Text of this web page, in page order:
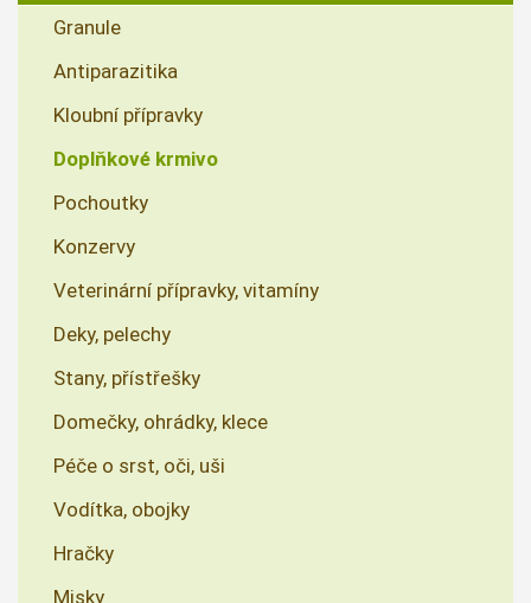
Granule
Antiparazitika
Kloubní přípravky
Doplňkové krmivo
Pochoutky
Konzervy
Veterinární přípravky, vitamíny
Deky, pelechy
Stany, přístřešky
Domečky, ohrádky, klece
Péče o srst, oči, uši
Vodítka, obojky
Hračky
Misky